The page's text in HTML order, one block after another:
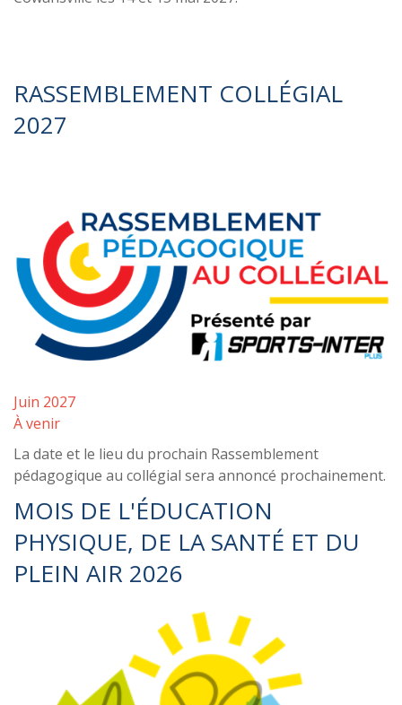
RASSEMBLEMENT COLLÉGIAL
2027
Juin 2027
À venir
La date et le lieu du prochain Rassemblement
pédagogique au collégial sera annoncé prochainement.
MOIS DE L'ÉDUCATION
PHYSIQUE, DE LA SANTÉ ET DU
PLEIN AIR 2026